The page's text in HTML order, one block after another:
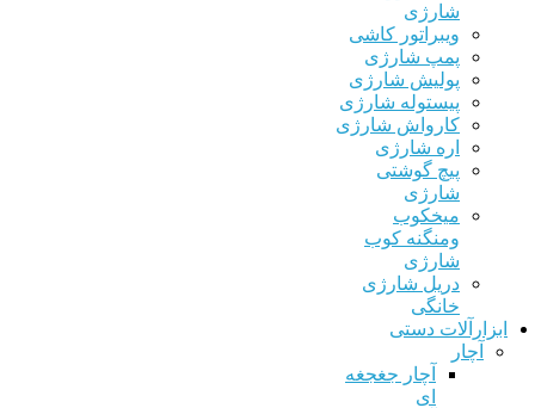
شارژی
ویبراتور کاشی
پمپ شارژی
پولیش شارژی
پیستوله شارژی
کارواش شارژی
اره شارژی
پیچ گوشتی
شارژی
میخکوب
ومنگنه کوب
شارژی
دریل شارژی
خانگی
دستی
آچار
آچار جغجغه